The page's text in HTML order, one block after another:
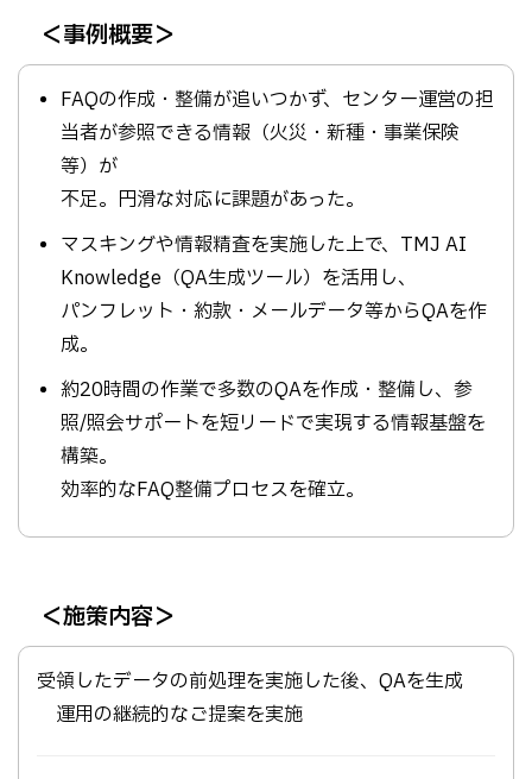
＜事例概要＞
FAQの作成・整備が追いつかず、センター運営の担
当者が参照できる情報（火災・新種・事業保険
等）が
不足。円滑な対応に課題があった。
マスキングや情報精査を実施した上で、TMJ AI
Knowledge（QA生成ツール）を活用し、
パンフレット・約款・メールデータ等からQAを作
成。
約20時間の作業で多数のQAを作成・整備し、参
照/照会サポートを短リードで実現する情報基盤を
構築。
効率的なFAQ整備プロセスを確立。
＜施策内容＞
受領したデータの前処理を実施した後、QAを生成
→ 運用の継続的なご提案を実施